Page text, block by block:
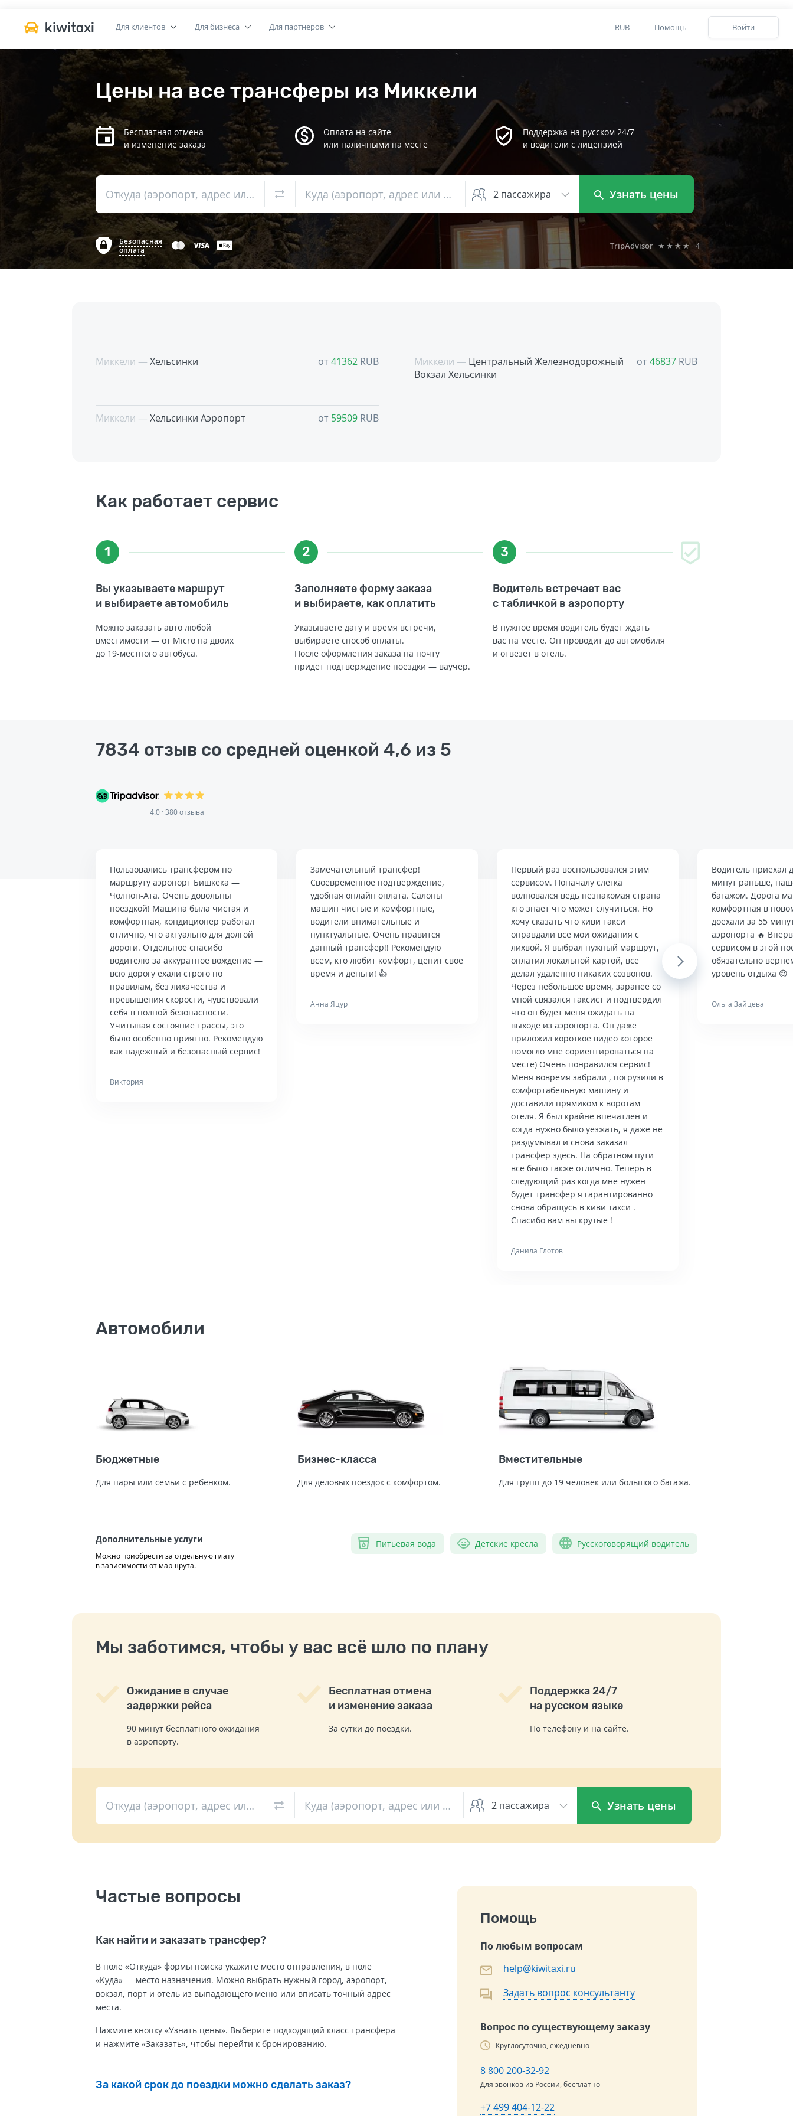
RUB Помощь Войти
Для клиентов Для бизнеса Для партнеров
Цены на все трансферы из Миккели
Бесплатная отмена
и изменение заказа
Оплата на сайте
или наличными на месте
Поддержка на русском 24/7
и водители с лицензией
Откуда (аэропорт, адрес или вокзал) Куда (аэропорт, адрес или вокзал) 2 пассажира Узнать цены
Безопасная
оплата
TripAdvisor ★★★★ 4
Миккели — Хельсинки от41362 RUB
Миккели — Хельсинки Аэропорт от 59509 RUB
Миккели — Центральный Железнодорожный
Вокзал Хельсинки
от46837 RUB
Как работает сервис
1
Вы указываете маршрут
и выбираете автомобиль
Можно заказать авто любой
вместимости — от Micro на двоих
до 19-местного автобуса.
2
Заполняете форму заказа
и выбираете, как оплатить
Указываете дату и время встречи,
выбираете способ оплаты.
После оформления заказа на почту
придет подтверждение поездки — ваучер.
3
Водитель встречает вас
с табличкой в аэропорту
В нужное время водитель будет ждать
вас на месте. Он проводит до автомобиля
и отвезет в отель.
7834 отзыв со средней оценкой 4,6 из 5
4.0 · 380 отзыва
Пользовались трансфером по
маршруту аэропорт Бишкека —
Чолпон-Ата. Очень довольны
поездкой! Машина была чистая и
комфортная, кондиционер работал
отлично, что актуально для долгой
дороги. Отдельное спасибо
водителю за аккуратное вождение —
всю дорогу ехали строго по
правилам, без лихачества и
превышения скорости, чувствовали
себя в полной безопасности.
Учитывая состояние трассы, это
было особенно приятно. Рекомендую
как надежный и безопасный сервис!
Виктория
Замечательный трансфер!
Своевременное подтверждение,
удобная онлайн оплата. Салоны
машин чистые и комфортные,
водители внимательные и
пунктуальные. Очень нравится
данный трансфер!! Рекомендую
всем, кто любит комфорт, ценит свое
время и деньги! 👍
Анна Яцур
Первый раз воспользовался этим
сервисом. Поначалу слегка
волновался ведь незнакомая страна
кто знает что может случиться. Но
хочу сказать что киви такси
оправдали все мои ожидания с
лихвой. Я выбрал нужный маршрут,
оплатил локальной картой, все
делал удаленно никаких созвонов.
Через небольшое время, заранее со
мной связался таксист и подтвердил
что он будет меня ожидать на
выходе из аэропорта. Он даже
приложил короткое видео которое
помогло мне сориентироваться на
месте) Очень понравился сервис!
Меня вовремя забрали , погрузили в
комфортабельную машину и
доставили прямиком к воротам
отеля. Я был крайне впечатлен и
когда нужно было уезжать, я даже не
раздумывал и снова заказал
трансфер здесь. На обратном пути
все было также отлично. Теперь в
следующий раз когда мне нужен
будет трансфер я гарантированно
снова обращусь в киви такси .
Спасибо вам вы крутые !
Данила Глотов
Водитель приехал
минут раньше,
багажом. Дорога
комфортная в
доехали за 55
аэропорта 🔥
сервисом в этой
обязательно
уровень отдыха 😍
Ольга Зайцева
Next
Автомобили
Бюджетные
Для пары или семьи с ребенком.
Бизнес-класса
Для деловых поездок с комфортом.
Вместительные
Для групп до 19 человек или большого багажа.
Дополнительные услуги
Можно приобрести за отдельную плату
в зависимости от маршрута.
Питьевая вода Детские кресла Русскоговорящий водитель
Мы заботимся, чтобы у вас всё шло по плану
Ожидание в случае
задержки рейса
90 минут бесплатного ожидания
в аэропорту.
Бесплатная отмена
и изменение заказа
За сутки до поездки.
Поддержка 24/7
на русском языке
По телефону и на сайте.
Откуда (аэропорт, адрес или вокзал) Куда (аэропорт, адрес или вокзал) 2 пассажира Узнать цены
Частые вопросы
Как найти и заказать трансфер?
В поле «Откуда» формы поиска укажите место отправления, в поле
«Куда» — место назначения. Можно выбрать нужный город, аэропорт,
вокзал, порт и отель из выпадающего меню или вписать точный адрес
места.
Нажмите кнопку «Узнать цены». Выберите подходящий класс трансфера
и нажмите «Заказать», чтобы перейти к бронированию.
За какой срок до поездки можно сделать заказ?
Помощь
По любым вопросам
help@kiwitaxi.ru
Задать вопрос консультанту
Вопрос по существующему заказу
Круглосуточно, ежедневно
8 800 200-32-92
Для звонков из России, бесплатно
+7 499 404-12-22